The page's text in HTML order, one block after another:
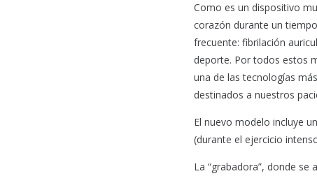
Como es un dispositivo
corazón durante un
frecuente: fibrilación
deporte. Por todos estos
una de las tecnologías
destinados a nuestros
El nuevo modelo incluye
(durante el ejercicio
La “grabadora”, donde